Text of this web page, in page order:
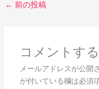
← 前の投稿
コメントする
メールアドレスが公開
が付いている欄は必須